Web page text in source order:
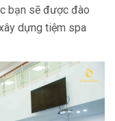
bạn sẽ được đào
dựng tiệm spa